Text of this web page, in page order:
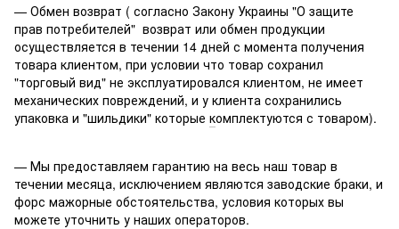
— Обмен возврат ( согласно Закону Украины "О защите
прав потребителей" возврат или обмен продукции
осуществляется в течении 14 дней с момента получения
товара клиентом, при условии что товар сохранил
"торговый вид" не эксплуатировался клиентом, не имеет
механических повреждений, и у клиента сохранились
упаковка и "шильдики" которые комплектуются с товаром).
— Мы предоставляем гарантию на весь наш товар в
течении месяца, исключением являются заводские браки, и
форс мажорные обстоятельства, условия которых вы
можете уточнить у наших операторов.